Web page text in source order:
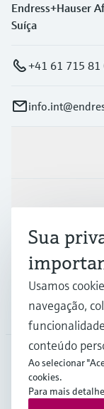
Endress+Hauser
Suíça
+41 61 715 81
Indústrias
Suporte
Empresa
AFS
Sua
Usamos
navegação,
conteúdo
Ao selecionar
cookies.
Para mais